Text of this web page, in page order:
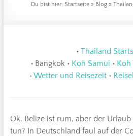
Du bist hier: Startseite » Blog »
• Thailand
• Bangkok • Koh Samui • Koh
• Wetter und Reisezeit •
Ok. Belize ist rum, aber der
tun? In Deutschland faul auf der